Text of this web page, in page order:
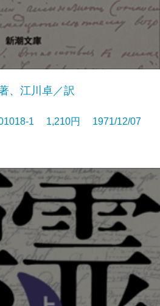
、江川卓／訳
1 1,210円 1971/12/07